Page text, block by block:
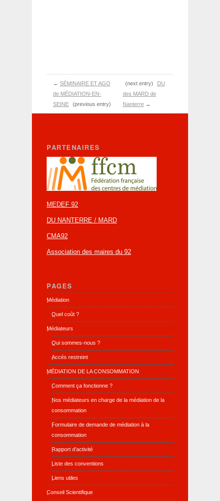
← SÉMINAIRE ET AGO
de MÉDIATION-EN-
SEINE
(previous entry)
(next entry)
DU
des MARD de
Nanterre→
PARTENAIRES
MEDEF 92
DU NANTERRE / MARD
CMA92
Association des maires du 92
PAGES
Médiation
Quel coût ?
Médiateurs
Qui sommes-nous ?
Accés restreint
MÉDIATION DE LA CONSOMMATION
Comment ça fonctionne ?
Nos médiateurs en charge de la médiation de la
consommation
Formulaire de demande de médiation à la
consommation
Rapport d’activité
Liste des conventions
Liens utiles
Conseil Scientifique